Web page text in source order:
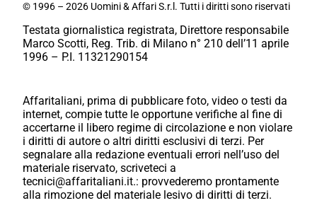
© 1996 – 2026 Uomini & Affari S.r.l. Tutti i diritti sono riservati
Testata giornalistica registrata, Direttore responsabile
Marco Scotti, Reg. Trib. di Milano n° 210 dell’11 aprile
1996 – P.I. 11321290154
Affaritaliani, prima di pubblicare foto, video o testi da
internet, compie tutte le opportune verifiche al fine di
accertarne il libero regime di circolazione e non violare
i diritti di autore o altri diritti esclusivi di terzi. Per
segnalare alla redazione eventuali errori nell’uso del
materiale riservato, scriveteci a
tecnici@affaritaliani.it.: provvederemo prontamente
alla rimozione del materiale lesivo di diritti di terzi.